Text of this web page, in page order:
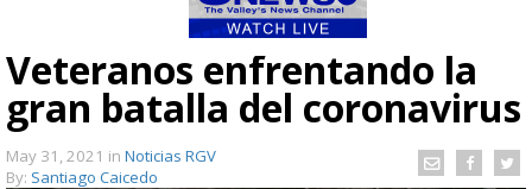
Veteranos enfrentando la
gran batalla del coronavirus
May 31, 2021 in Noticias RGV
By: Santiago Caicedo